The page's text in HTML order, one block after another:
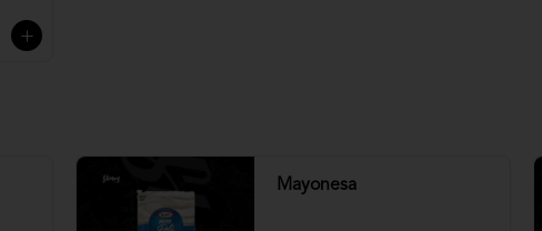
Mayonesa